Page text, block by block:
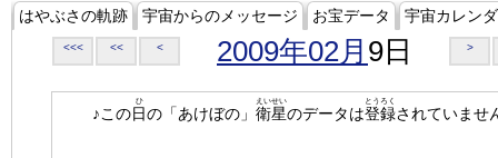
はやぶさの軌跡 宇宙からのメッセージ お宝データ 宇宙カレン
<<< << < 2009年02月 9日 >
♪この日
ひ
の「あけぼの」 衛星
えいせい
のデータは登録
とうろく
されていませ